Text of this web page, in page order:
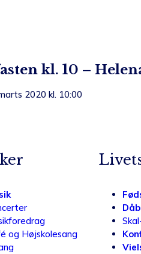
kl. 10 –
2020 kl. 10:00
og Højskolesang
Dåb